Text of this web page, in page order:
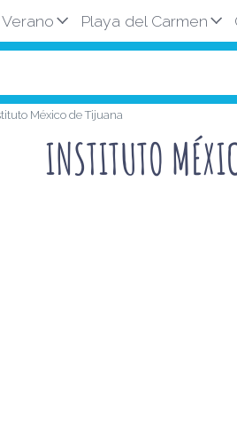
Playa del Carmen
México de Tijuana
INSTITUTO